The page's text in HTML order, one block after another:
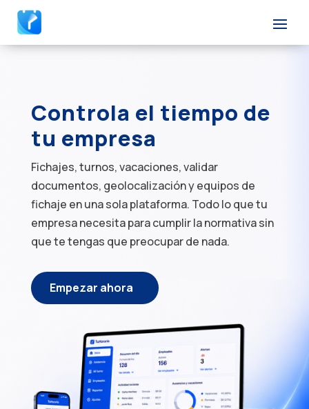
Controla el tiempo de
tu empresa
Fichajes, turnos, vacaciones, validar
documentos, geolocalización y equipos de
fichaje en una sola plataforma. Todo lo que tu
empresa necesita para cumplir la normativa sin
que te tengas que preocupar de nada.
Empezar ahora